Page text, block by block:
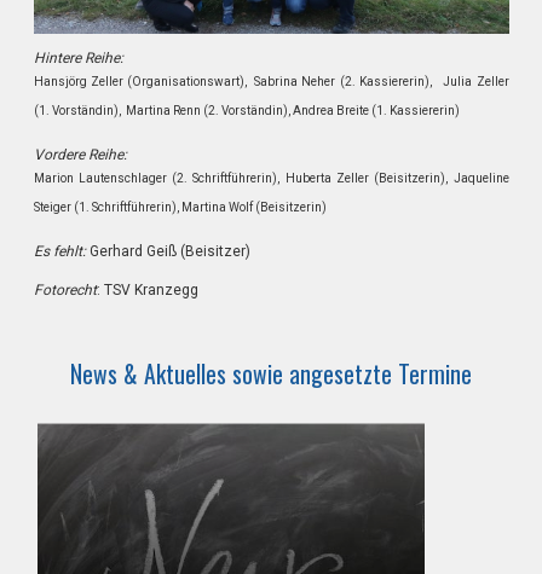
Hintere Reihe:
Hansjörg Zeller (Organisationswart), Sabrina Neher (2. Kassiererin), Julia Zeller
(1. Vorständin), Martina Renn (2. Vorständin), Andrea Breite (1. Kassiererin)
Vordere Reihe:
Marion Lautenschlager (2. Schriftführerin), Huberta Zeller (Beisitzerin), Jaqueline
Steiger (1. Schriftführerin), Martina Wolf (Beisitzerin)
Es fehlt:Gerhard Geiß (Beisitzer)
Fotorecht: TSV Kranzegg
News & Aktuelles sowie angesetzte Termine